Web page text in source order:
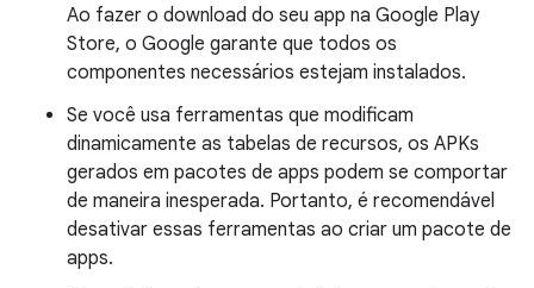
Ao fazer o download do seu app na Google Play
Store, o Google garante que todos os
componentes necessários estejam instalados.
Se você usa ferramentas que modificam
dinamicamente as tabelas de recursos, os APKs
gerados em pacotes de apps podem se comportar
de maneira inesperada. Portanto, é recomendável
desativar essas ferramentas ao criar um pacote de
apps.